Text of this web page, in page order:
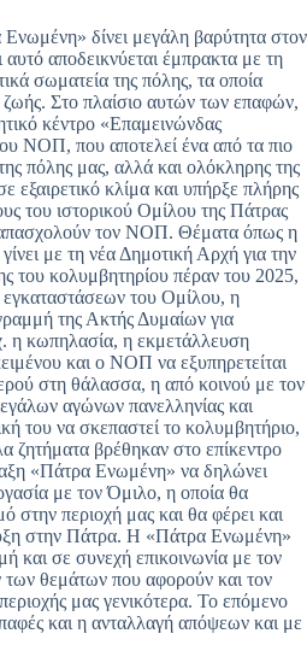
δίνει μεγάλη βαρύτητα στον
αυτό αποδεικνύεται έμπρακτα με τη
σωματεία της πόλης, τα οποία
ζωής. Στο πλαίσιο αυτών των επαφών,
κέντρο «Επαμεινώνδας
ΝΟΠ, που αποτελεί ένα από τα πιο
πόλης μας, αλλά και ολόκληρης της
εξαιρετικό κλίμα και υπήρξε πλήρης
του ιστορικού Ομίλου της Πάτρας
απασχολούν τον ΝΟΠ. Θέματα όπως η
με τη νέα Δημοτική Αρχή για την
του κολυμβητηρίου πέραν του 2025,
του Ομίλου, η
της Ακτής Δυμαίων για
η κωπηλασία, η εκμετάλλευση
και ο ΝΟΠ να εξυπηρετείται
στη θάλασσα, η από κοινού με τον
αγώνων πανελληνίας και
του να σκεπαστεί το κολυμβητήριο,
ζητήματα βρέθηκαν στο επίκεντρο
«Πάτρα Ενωμένη» να δηλώνει
με τον Όμιλο, η οποία θα
στην περιοχή μας και θα φέρει και
στην Πάτρα. Η «Πάτρα Ενωμένη»
και σε συνεχή επικοινωνία με τον
θεμάτων που αφορούν και τον
μας γενικότερα. Το επόμενο
και η ανταλλαγή απόψεων και με